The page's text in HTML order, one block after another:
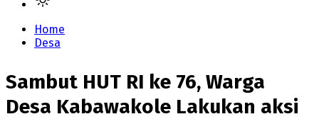
Home
Desa
Sambut HUT RI ke 76, Warga
Desa Kabawakole Lakukan aksi